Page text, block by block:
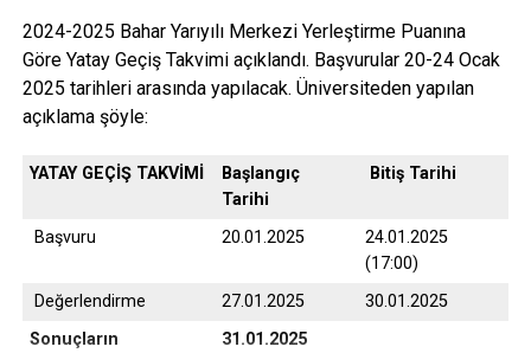
2024-2025 Bahar Yarıyılı Merkezi Yerleştirme Puanına
Göre Yatay Geçiş Takvimi açıklandı. Başvurular 20-24 Ocak
2025 tarihleri arasında yapılacak. Üniversiteden yapılan
açıklama şöyle:
YATAY GEÇİŞ TAKVİMİ
Başlangıç
Tarihi
Bitiş Tarihi
Başvuru 20.01.2025
24.01.2025
(17:00)
Değerlendirme
27.01.2025
30.01.2025
Sonuçların
31.01.2025